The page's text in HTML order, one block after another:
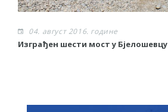
04. август 2016. године
Изграђен шести мост у Бјелошевцу